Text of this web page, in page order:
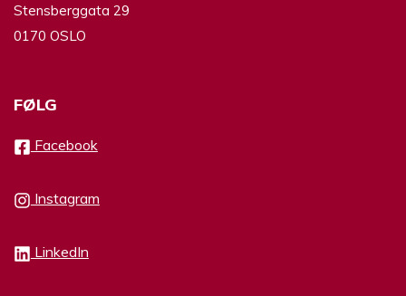
Stensberggata 29
0170 OSLO
FØLG
Facebook
Instagram
LinkedIn